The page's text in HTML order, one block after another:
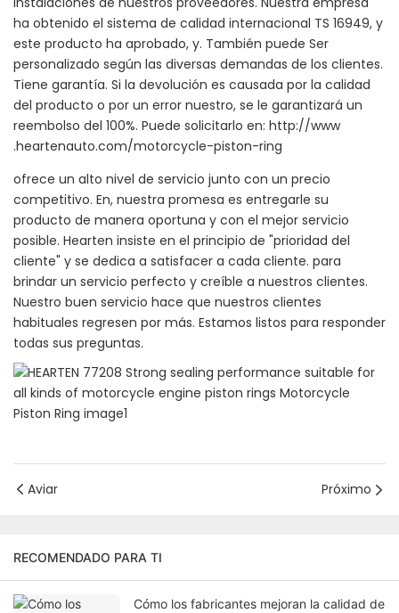
ha obtenido el sistema de calidad internacional TS 16949, y
este producto ha aprobado, y. También puede Ser
personalizado según las diversas demandas de los clientes.
Tiene garantía. Si la devolución es causada por la calidad
del producto o por un error nuestro, se le garantizará un
reembolso del 100%. Puede solicitarlo en: http://www
.heartenauto.com/motorcycle-piston-ring
ofrece un alto nivel de servicio junto con un precio
competitivo. En, nuestra promesa es entregarle su
producto de manera oportuna y con el mejor servicio
posible. Hearten insiste en el principio de "prioridad del
cliente" y se dedica a satisfacer a cada cliente. para
brindar un servicio perfecto y creíble a nuestros clientes.
Nuestro buen servicio hace que nuestros clientes
habituales regresen por más. Estamos listos para responder
todas sus preguntas.
Aviar Próximo
RECOMENDADO PARA TI
Cómo los fabricantes mejoran la calidad de